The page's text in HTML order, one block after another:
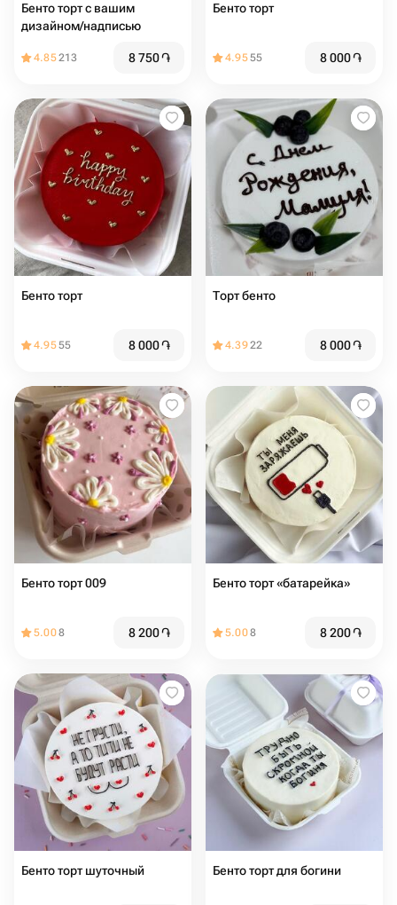
Бенто торт с вашим
дизайном/надписью
4.85213 8 750֏
Бенто торт
4.9555 8 000֏
Бенто торт
4.9555 8 000֏
Торт бенто
4.3922 8 000֏
Бенто торт 009
5.008 8 200֏
Бенто торт «батарейка»
5.008 8 200֏
Бенто торт шуточный Бенто торт для богини